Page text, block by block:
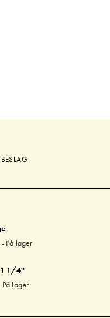
- På lager
1 1/4''
På lager
BESLAG